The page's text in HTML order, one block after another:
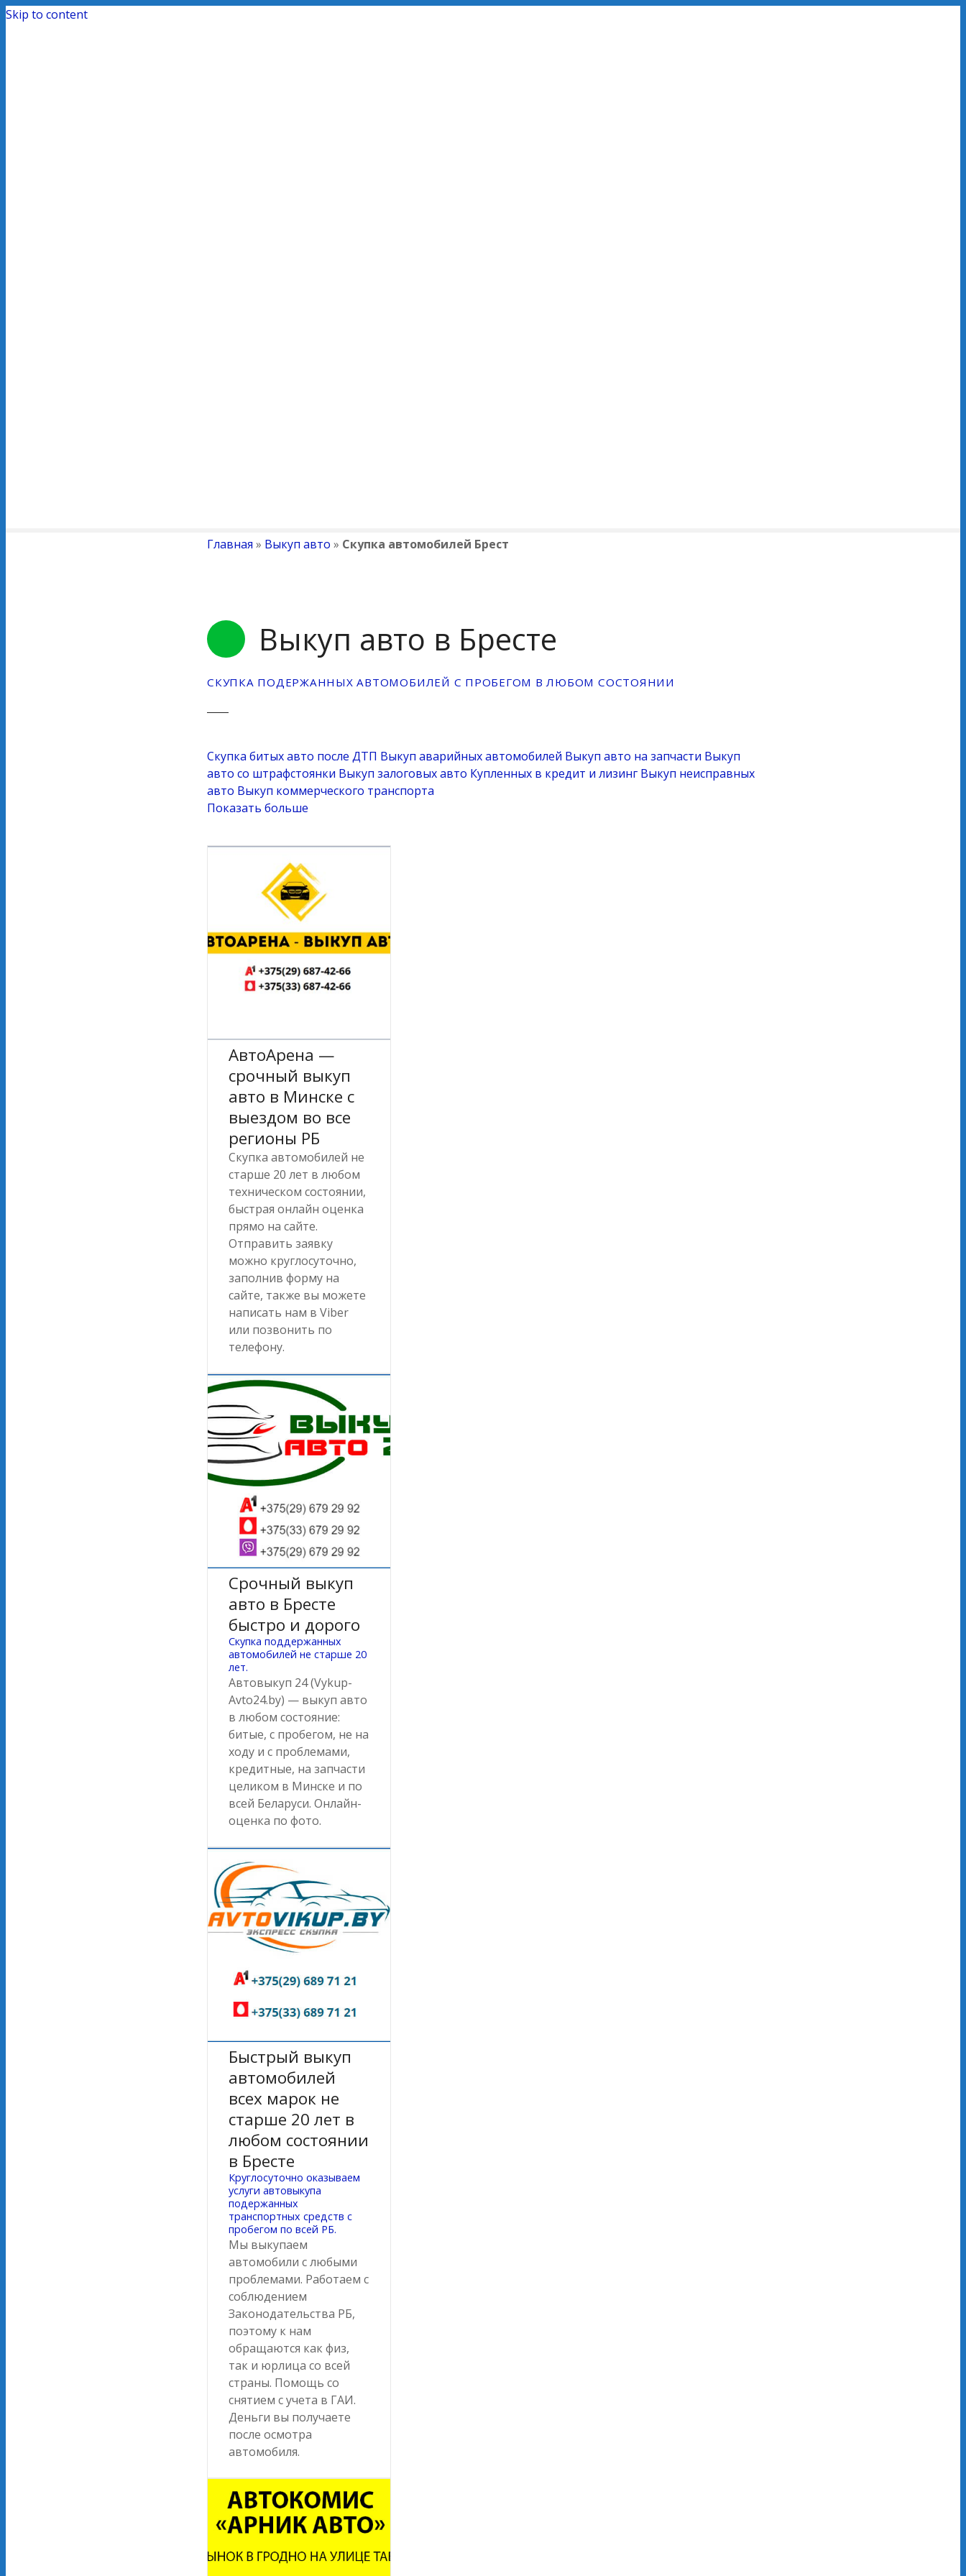
Skip to content
Главная » Выкуп авто » Скупка автомобилей Брест
Выкуп авто в Бресте
СКУПКА ПОДЕРЖАННЫХ АВТОМОБИЛЕЙ С ПРОБЕГОМ В ЛЮБОМ СОСТОЯНИИ
Скупка битых авто после ДТП Выкуп аварийных автомобилей Выкуп авто на запчасти Выкуп
авто со штрафстоянки Выкуп залоговых авто Купленных в кредит и лизинг Выкуп неисправных
авто Выкуп коммерческого транспорта
Показать больше
АвтоАрена —
срочный выкуп
авто в Минске с
выездом во все
регионы РБ
Скупка автомобилей не
старше 20 лет в любом
техническом состоянии,
быстрая онлайн оценка
прямо на сайте.
Отправить заявку
можно круглосуточно,
заполнив форму на
сайте, также вы можете
написать нам в Viber
или позвонить по
телефону.
Срочный выкуп
авто в Бресте
быстро и дорого
Скупка поддержанных
автомобилей не старше 20
лет.
Автовыкуп 24 (Vykup-
Avto24.by) — выкуп авто
в любом состояние:
битые, с пробегом, не на
ходу и с проблемами,
кредитные, на запчасти
целиком в Минске и по
всей Беларуси. Онлайн-
оценка по фото.
Быстрый выкуп
автомобилей
всех марок не
старше 20 лет в
любом состоянии
в Бресте
Круглосуточно оказываем
услуги автовыкупа
подержанных
транспортных средств с
пробегом по всей РБ.
Мы выкупаем
автомобили с любыми
проблемами. Работаем с
соблюдением
Законодательства РБ,
поэтому к нам
обращаются как физ,
так и юрлица со всей
страны. Помощь со
снятием с учета в ГАИ.
Деньги вы получаете
после осмотра
автомобиля.